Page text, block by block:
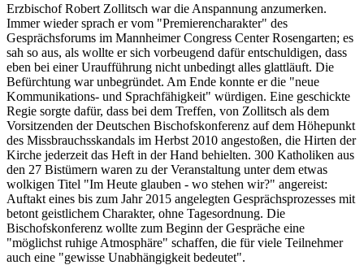
Erzbischof Robert Zollitsch war die Anspannung anzumerken.
Immer wieder sprach er vom "Premierencharakter" des
Gesprächsforums im Mannheimer Congress Center Rosengarten; es
sah so aus, als wollte er sich vorbeugend dafür entschuldigen, dass
eben bei einer Uraufführung nicht unbedingt alles glattläuft. Die
Befürchtung war unbegründet. Am Ende konnte er die "neue
Kommunikations- und Sprachfähigkeit" würdigen. Eine geschickte
Regie sorgte dafür, dass bei dem Treffen, von Zollitsch als dem
Vorsitzenden der Deutschen Bischofskonferenz auf dem Höhepunkt
des Missbrauchsskandals im Herbst 2010 angestoßen, die Hirten der
Kirche jederzeit das Heft in der Hand behielten. 300 Katholiken aus
den 27 Bistümern waren zu der Veranstaltung unter dem etwas
wolkigen Titel "Im Heute glauben - wo stehen wir?" angereist:
Auftakt eines bis zum Jahr 2015 angelegten Gesprächsprozesses mit
betont geistlichem Charakter, ohne Tagesordnung. Die
Bischofskonferenz wollte zum Beginn der Gespräche eine
"möglichst ruhige Atmosphäre" schaffen, die für viele Teilnehmer
auch eine "gewisse Unabhängigkeit bedeutet".